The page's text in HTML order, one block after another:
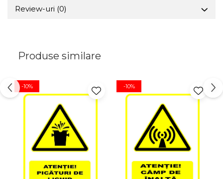
Review-uri (0)
Produse similare
-10% -10%